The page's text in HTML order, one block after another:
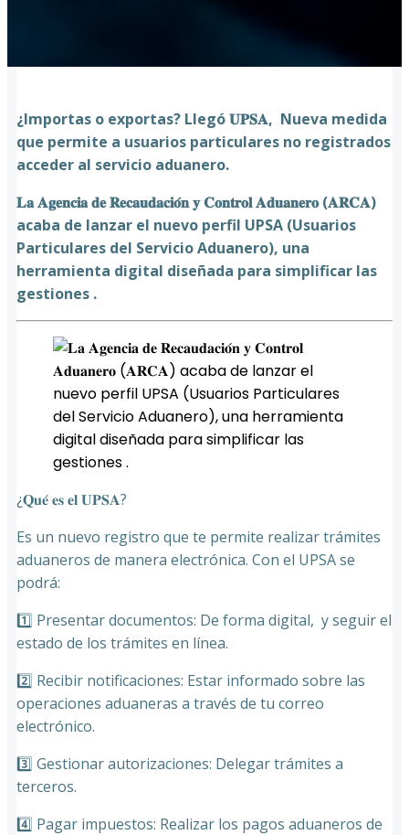
¿Importas o exportas? Llegó 𝐔𝐏𝐒𝐀, Nueva medida
que permite a usuarios particulares no registrados
acceder al servicio aduanero.
𝐋𝐚 𝐀𝐠𝐞𝐧𝐜𝐢𝐚 𝐝𝐞 𝐑𝐞𝐜𝐚𝐮𝐝𝐚𝐜𝐢𝐨́𝐧 𝐲 𝐂𝐨𝐧𝐭𝐫𝐨𝐥 𝐀𝐝𝐮𝐚𝐧𝐞𝐫𝐨 (𝐀𝐑𝐂𝐀)
acaba de lanzar el nuevo perfil UPSA (Usuarios
Particulares del Servicio Aduanero), una
herramienta digital diseñada para simplificar las
gestiones .
¿𝐐𝐮𝐞́ 𝐞𝐬 𝐞𝐥 𝐔𝐏𝐒𝐀?
Es un nuevo registro que te permite realizar trámites
aduaneros de manera electrónica. Con el UPSA se
podrá:
1️⃣ Presentar documentos: De forma digital, y seguir el
estado de los trámites en línea.
2️⃣ Recibir notificaciones: Estar informado sobre las
operaciones aduaneras a través de tu correo
electrónico.
3️⃣ Gestionar autorizaciones: Delegar trámites a
terceros.
4️⃣ Pagar impuestos: Realizar los pagos aduaneros de